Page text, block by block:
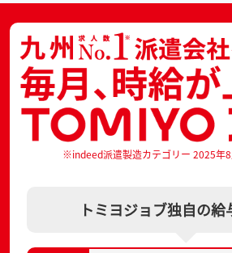
※indeed派遣製造カテゴリー 2025年
トミヨジョブ独自の給